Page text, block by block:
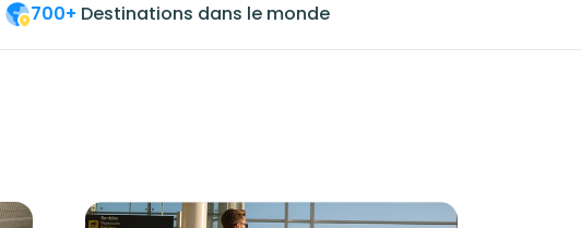
700+ Destinations dans le monde